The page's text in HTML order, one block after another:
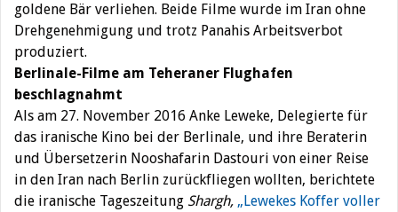
goldene Bär verliehen. Beide Filme wurde im Iran ohne
Drehgenehmigung und trotz Panahis Arbeitsverbot
produziert.
Berlinale-Filme am Teheraner Flughafen
beschlagnahmt
Als am 27. November 2016 Anke Leweke, Delegierte für
das iranische Kino bei der Berlinale, und ihre Beraterin
und Übersetzerin Nooshafarin Dastouri von einer Reise
in den Iran nach Berlin zurückfliegen wollten, berichtete
die iranische Tageszeitung Shargh, „Lewekes Koffer voller